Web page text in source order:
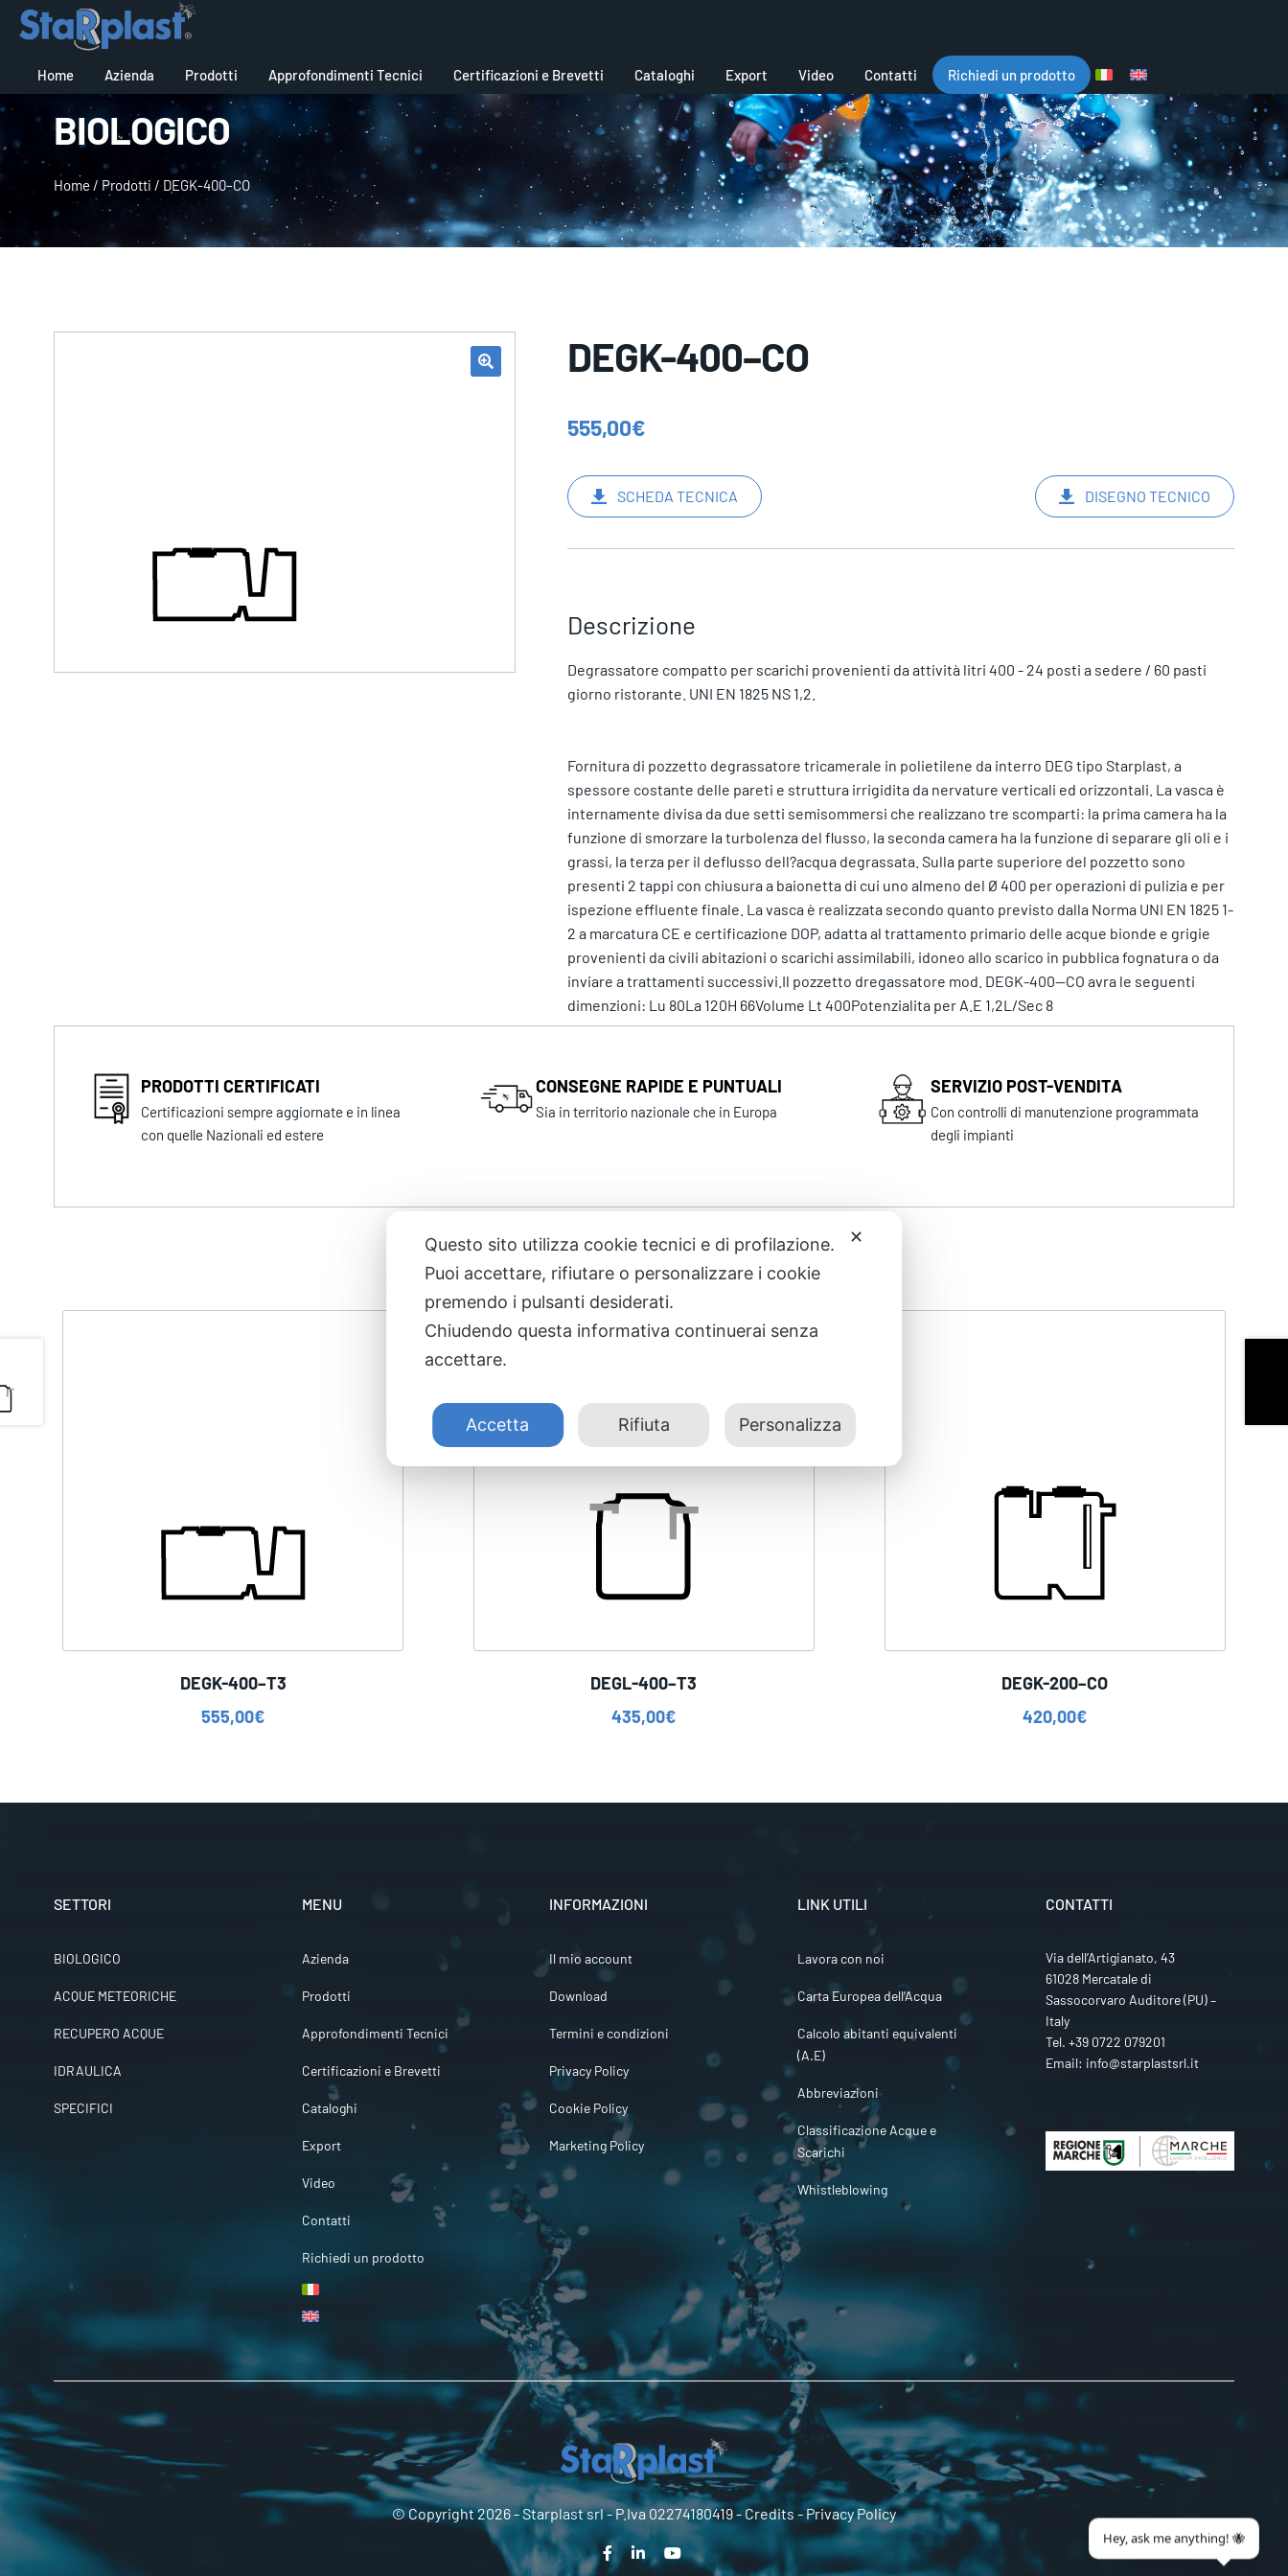
Home Azienda Prodotti Approfondimenti Tecnici Certificazioni e Brevetti Cataloghi Export Video Contatti Richiedi un prodotto
BIOLOGICO
Home / Prodotti / DEGK-400–CO
DEGK-400–CO
555,00€
SCHEDA TECNICA DISEGNO TECNICO
Descrizione
Degrassatore compatto per scarichi provenienti da attività litri 400 - 24 posti a sedere / 60 pasti
giorno ristorante. UNI EN 1825 NS 1,2.
Fornitura di pozzetto degrassatore tricamerale in polietilene da interro DEG tipo Starplast, a
spessore costante delle pareti e struttura irrigidita da nervature verticali ed orizzontali. La vasca è
internamente divisa da due setti semisommersi che realizzano tre scomparti: la prima camera ha la
funzione di smorzare la turbolenza del flusso, la seconda camera ha la funzione di separare gli oli e i
grassi, la terza per il deflusso dell?acqua degrassata. Sulla parte superiore del pozzetto sono
presenti 2 tappi con chiusura a baionetta di cui uno almeno del Ø 400 per operazioni di pulizia e per
ispezione effluente finale. La vasca è realizzata secondo quanto previsto dalla Norma UNI EN 1825 1-
2 a marcatura CE e certificazione DOP, adatta al trattamento primario delle acque bionde e grigie
provenienti da civili abitazioni o scarichi assimilabili, idoneo allo scarico in pubblica fognatura o da
inviare a trattamenti successivi.Il pozzetto dregassatore mod. DEGK-400--CO avra le seguenti
dimenzioni: Lu 80La 120H 66Volume Lt 400Potenzialita per A.E 1,2L/Sec 8
PRODOTTI CERTIFICATI
Certificazioni sempre aggiornate e in linea
con quelle Nazionali ed estere
CONSEGNE RAPIDE E PUNTUALI
Sia in territorio nazionale che in Europa
SERVIZIO POST-VENDITA
Con controlli di manutenzione programmata
degli impianti
Prodotti correlati
DEGK-400–T3
555,00€
DEGL-400–T3
435,00€
DEGK-200–CO
420,00€
SETTORI
BIOLOGICO
ACQUE METEORICHE
RECUPERO ACQUE
IDRAULICA
SPECIFICI
MENU
Azienda
Prodotti
Approfondimenti Tecnici
Certificazioni e Brevetti
Cataloghi
Export
Video
Contatti
Richiedi un prodotto
INFORMAZIONI
Il mio account
Download
Termini e condizioni
Privacy Policy
Cookie Policy
Marketing Policy
LINK UTILI
Lavora con noi
Carta Europea dell’Acqua
Calcolo abitanti equivalenti
(A.E)
Abbreviazioni
Classificazione Acque e
Scarichi
Whistleblowing
CONTATTI
Via dell’Artigianato, 43
61028 Mercatale di
Sassocorvaro Auditore (PU) –
Italy
Tel. +39 0722 079201
Email: info@starplastsrl.it
© Copyright 2026 -Starplast srl- P.Iva 02274180419 - Credits -Privacy Policy
✕
Questo sito utilizza cookie tecnici e di profilazione.
Puoi accettare, rifiutare o personalizzare i cookie
premendo i pulsanti desiderati.
Chiudendo questa informativa continuerai senza
accettare.
Accetta Rifiuta Personalizza